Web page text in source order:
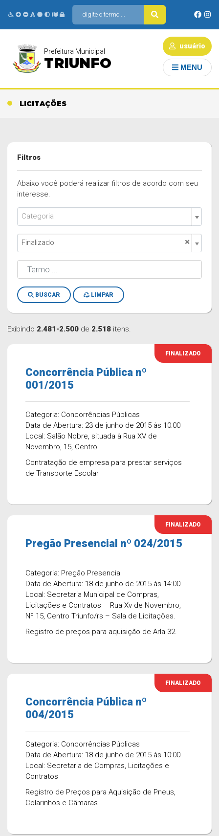
usuário
Prefeitura Municipal
TRIUNFO MENU
LICITAÇÕES
Exibindo 2.481-2.500 de 2.518 itens.
FINALIZADO
Concorrência Pública nº
001/2015
Categoria: Concorrências Públicas
Data de Abertura: 23 de junho de 2015 às 10:00
Local: Salão Nobre, situada à Rua XV de
Novembro, 15, Centro
Contratação de empresa para prestar serviços
de Transporte Escolar
FINALIZADO
Pregão Presencial nº 024/2015
Categoria: Pregão Presencial
Data de Abertura: 18 de junho de 2015 às 14:00
Local: Secretaria Municipal de Compras,
Licitações e Contratos – Rua Xv de Novembro,
Nº 15, Centro Triunfo/rs – Sala de Licitações.
Registro de preços para aquisição de Arla 32.
FINALIZADO
Concorrência Pública nº
004/2015
Categoria: Concorrências Públicas
Data de Abertura: 18 de junho de 2015 às 10:00
Local: Secretaria de Compras, Licitações e
Contratos
Registro de Preços para Aquisição de Pneus,
Colarinhos e Câmaras
Filtros
Abaixo você poderá realizar filtros de acordo com seu
interesse.
Categoria
×
Finalizado
BUSCAR LIMPAR